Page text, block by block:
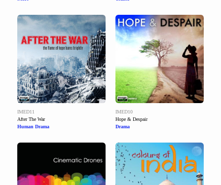
IMED11
After The War
Human Drama
IMED10
Hope & Despair
Drama